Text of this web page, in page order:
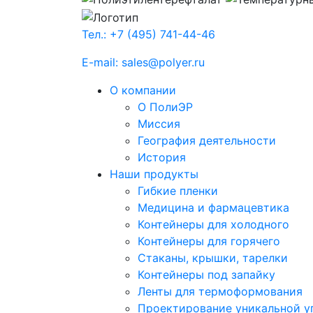
Тел.: +7 (495) 741-44-46
E-mail: sales@polyer.ru
О компании
О ПолиЭР
Миссия
География деятельности
История
Наши продукты
Гибкие пленки
Медицина и фармацевтика
Контейнеры для холодного
Контейнеры для горячего
Стаканы, крышки, тарелки
Контейнеры под запайку
Ленты для термоформования
Проектирование уникальной